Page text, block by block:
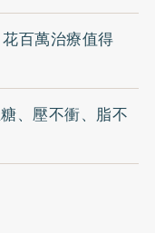
百萬治療值得
、壓不衝、脂不